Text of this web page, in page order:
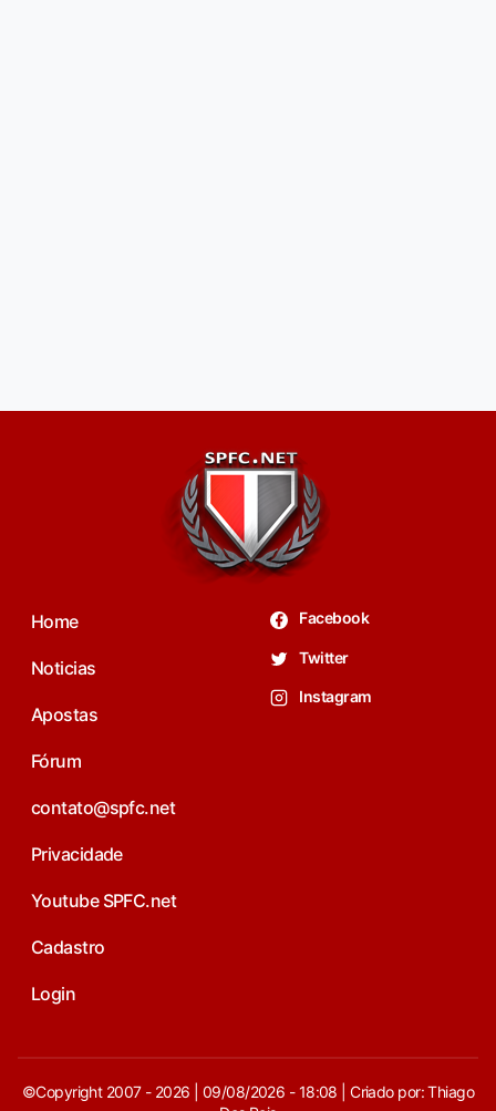
Home
Noticias
Apostas
Fórum
contato@spfc.net
Privacidade
Youtube SPFC.net
Cadastro
Login
Facebook
Twitter
Instagram
©Copyright 2007 - 2026 | 09/08/2026 - 18:08 | Criado por: Thiago